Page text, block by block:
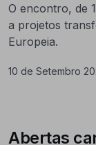
O encontro, de
a projetos
Europeia.
10 de Setembro
Abertas